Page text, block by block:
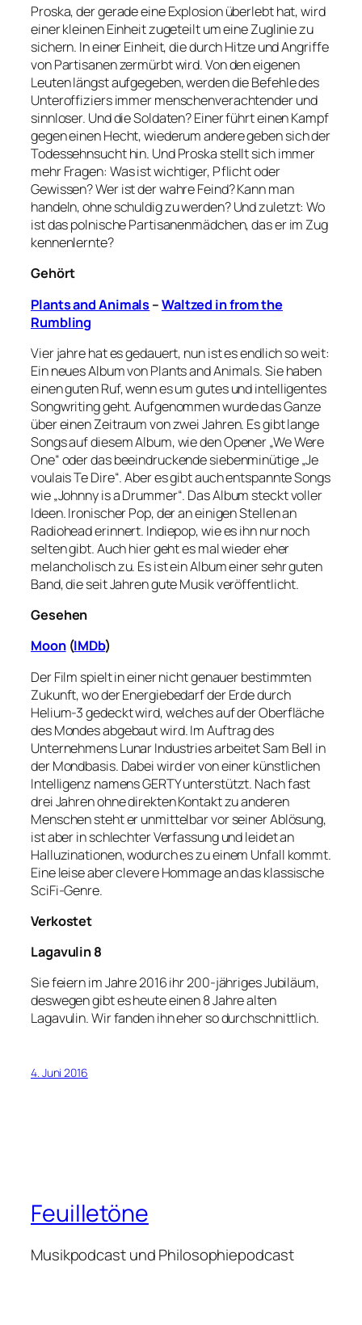
Proska, der gerade eine Explosion überlebt hat, wird
einer kleinen Einheit zugeteilt um eine Zuglinie zu
sichern. In einer Einheit, die durch Hitze und Angriffe
von Partisanen zermürbt wird. Von den eigenen
Leuten längst aufgegeben, werden die Befehle des
Unteroffiziers immer menschenverachtender und
sinnloser. Und die Soldaten? Einer führt einen Kampf
gegen einen Hecht, wiederum andere geben sich der
Todessehnsucht hin. Und Proska stellt sich immer
mehr Fragen: Was ist wichtiger, Pflicht oder
Gewissen? Wer ist der wahre Feind? Kann man
handeln, ohne schuldig zu werden? Und zuletzt: Wo
ist das polnische Partisanenmädchen, das er im Zug
kennenlernte?
Gehört
Plants and Animals–Waltzed in from the
Rumbling
Vier jahre hat es gedauert, nun ist es endlich so weit:
Ein neues Album von Plants and Animals. Sie haben
einen guten Ruf, wenn es um gutes und intelligentes
Songwriting geht. Aufgenommen wurde das Ganze
über einen Zeitraum von zwei Jahren. Es gibt lange
Songs auf diesem Album, wie den Opener „We Were
One“ oder das beeindruckende siebenminütige „Je
voulais Te Dire“. Aber es gibt auch entspannte Songs
wie „Johnny is a Drummer“. Das Album steckt voller
Ideen. Ironischer Pop, der an einigen Stellen an
Radiohead erinnert. Indiepop, wie es ihn nur noch
selten gibt. Auch hier geht es mal wieder eher
melancholisch zu. Es ist ein Album einer sehr guten
Band, die seit Jahren gute Musik veröffentlicht.
Gesehen
Moon(IMDb)
Der Film spielt in einer nicht genauer bestimmten
Zukunft, wo der Energiebedarf der Erde durch
Helium-3 gedeckt wird, welches auf der Oberfläche
des Mondes abgebaut wird. Im Auftrag des
Unternehmens Lunar Industries arbeitet Sam Bell in
der Mondbasis. Dabei wird er von einer künstlichen
Intelligenz namens GERTY unterstützt. Nach fast
drei Jahren ohne direkten Kontakt zu anderen
Menschen steht er unmittelbar vor seiner Ablösung,
ist aber in schlechter Verfassung und leidet an
Halluzinationen, wodurch es zu einem Unfall kommt.
Eine leise aber clevere Hommage an das klassische
SciFi-Genre.
Verkostet
Lagavulin 8
Sie feiern im Jahre 2016 ihr 200-jähriges Jubiläum,
deswegen gibt es heute einen 8 Jahre alten
Lagavulin. Wir fanden ihn eher so durchschnittlich.
4. Juni 2016
Feuilletöne
Musikpodcast und Philosophiepodcast